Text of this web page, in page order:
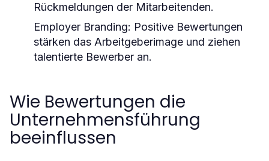
Rückmeldungen der Mitarbeitenden.
Employer Branding: Positive Bewertungen
stärken das Arbeitgeberimage und ziehen
talentierte Bewerber an.
Wie Bewertungen die
Unternehmensführung
beeinflussen